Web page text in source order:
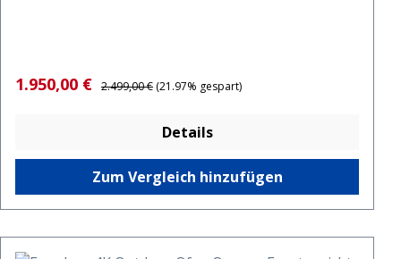
Verkaufspreis:
1.950,00 € Regulärer Preis:
2.499,00 € (21.97% gespart)
Details
Zum Vergleich hinzufügen